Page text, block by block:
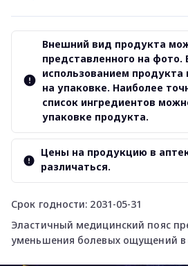
Срок годности: 2031-05-31
Эластичный медицинский пояс
уменьшения болевых ощущений в
Внешний вид продукта
представленного на фото.
использованием продукта
на упаковке. Наиболее
список ингредиентов
упаковке продукта.
Цены на продукцию в
различаться.